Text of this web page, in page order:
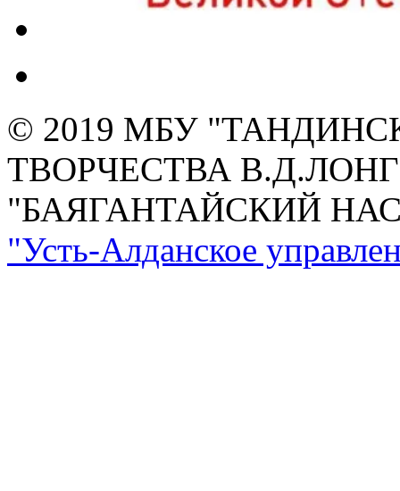
© 2019 МБУ
ТВОРЧЕСТВА
"БАЯГАНТАЙСКИЙ
"Усть-Алданское